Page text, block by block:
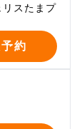
スたまプ
約